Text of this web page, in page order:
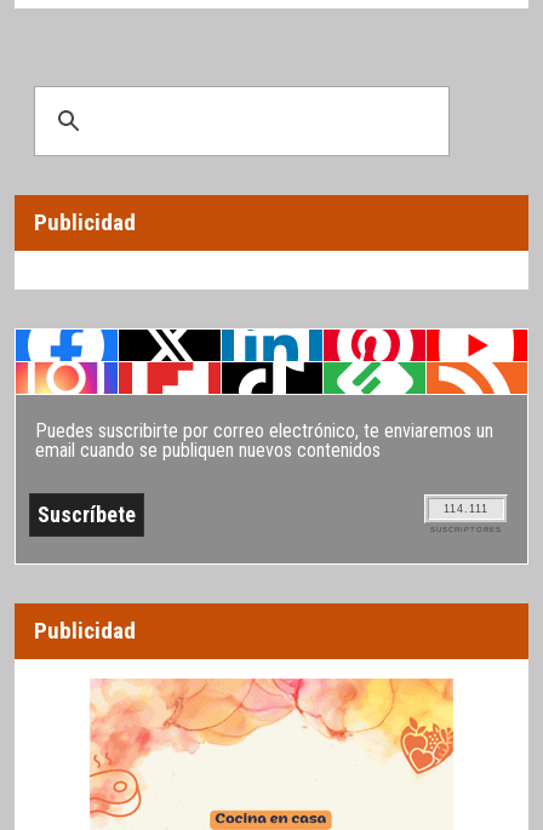
Publicidad
Puedes suscribirte por correo electrónico, te enviaremos un
email cuando se publiquen nuevos contenidos
114.111
SUSCRIPTORES
Publicidad